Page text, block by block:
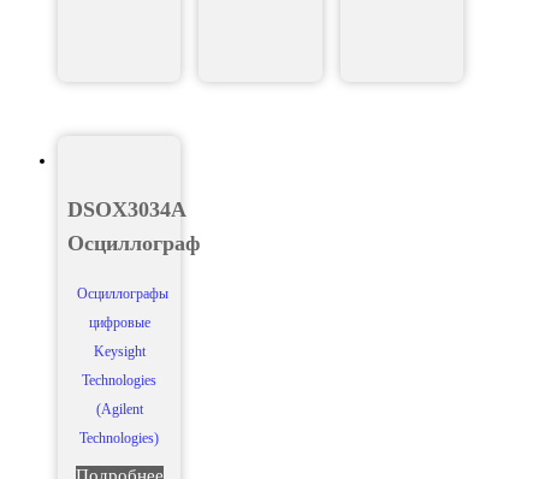
DSOX3034A
Осциллограф
Осциллографы
цифровые
Keysight
Technologies
(Agilent
Technologies)